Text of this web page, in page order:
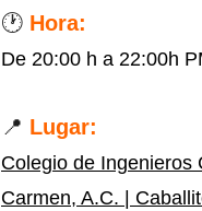
🕐 Hora:
De 20:00 h a 22:00h
📍 Lugar:
Colegio de Ingenieros
Carmen, A.C. |